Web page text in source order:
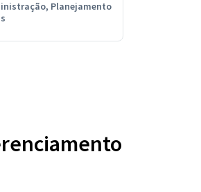
Planejamento